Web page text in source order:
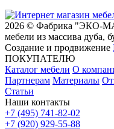
2026 © Фабрика "ЭКО-
мебели из массива дуба,
Создание и продвижение
ПОКУПАТЕЛЮ
Каталог мебели О
Партнерам Материалы
Статьи
Наши контакты
+7 (495) 741-82-02
+7 (920) 929-55-88